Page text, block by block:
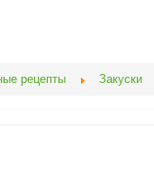
рецепты Закуски